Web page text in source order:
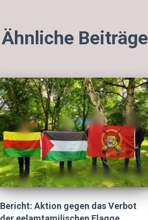
Ähnliche Beiträge
Bericht: Aktion gegen das Verbot